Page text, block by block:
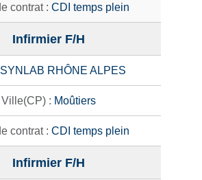
CDI temps plein
Infirmier F/H
SYNLAB RHÔNE ALPES
Moûtiers
CDI temps plein
Infirmier F/H